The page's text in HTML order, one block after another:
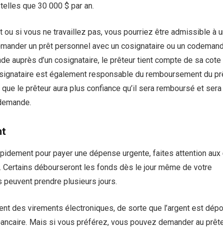
que 30 000 $ par an.
ou si vous ne travaillez pas, vous pourriez être admissible à
un prêt personnel avec un cosignataire ou un
auprès d’un cosignataire, le prêteur tient compte de sa cote
est également responsable du remboursement du
le prêteur aura plus confiance qu’il sera remboursé et
pour payer une dépense urgente, faites attention aux
débourseront les fonds dès le jour même de votre
peuvent prendre plusieurs jours.
des virements électroniques, de sorte que l’argent est
Mais si vous préférez, vous pouvez demander au